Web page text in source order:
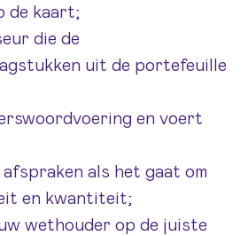
de kaart;
die de
uit de portefeuille
en voert
als het gaat om
en kwantiteit;
wethouder op de juiste